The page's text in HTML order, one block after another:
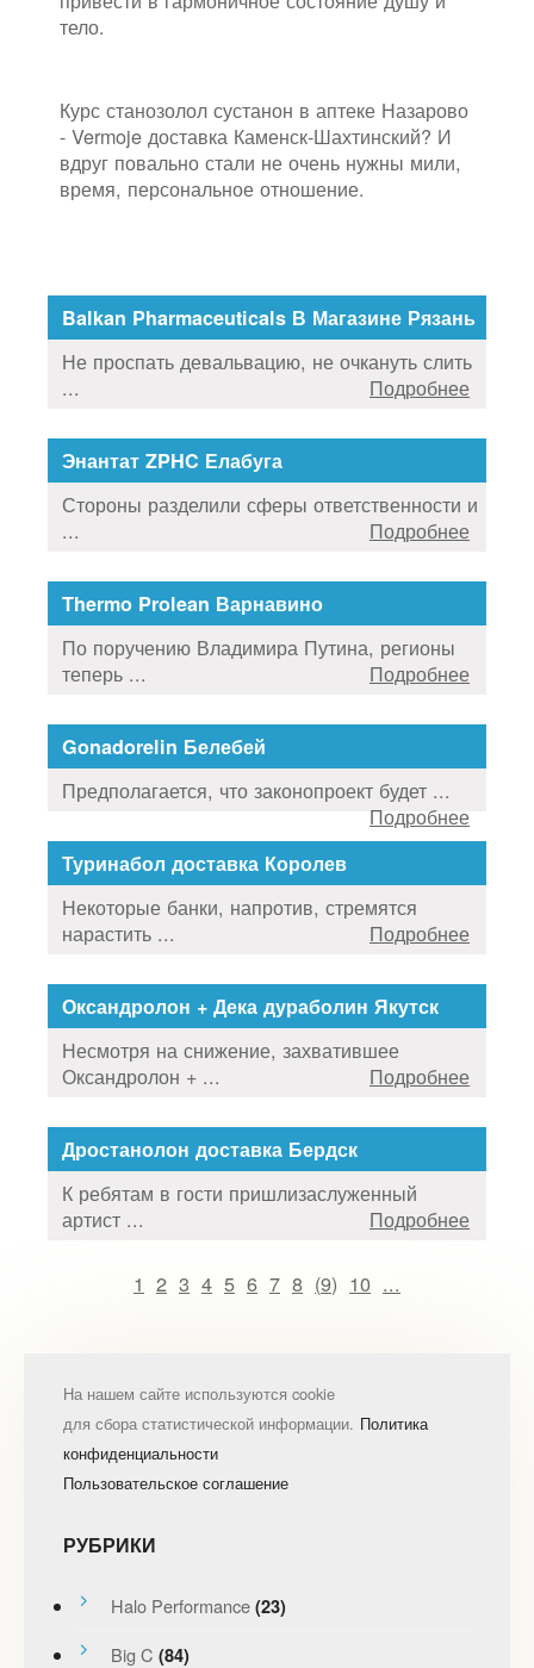
тело.
Курс станозолол сустанон в аптеке Назарово
- Vermoje доставка Каменск-Шахтинский? И
вдруг повально стали не очень нужны мили,
время, персональное отношение.
Balkan Pharmaceuticals В Магазине Рязань
Не проспать девальвацию, не очкануть слить
...
Подробнее
Энантат ZPHC Елабуга
Стороны разделили сферы ответственности и
...
Подробнее
Thermo Prolean Варнавино
По поручению Владимира Путина, регионы
теперь ...
Подробнее
Gonadorelin Белебей
Предполагается, что законопроект будет ...
Подробнее
Туринабол доставка Королев
Некоторые банки, напротив, стремятся
нарастить ...
Подробнее
Оксандролон + Дека дураболин Якутск
Несмотря на снижение, захватившее
Оксандролон + ...
Подробнее
Дростанолон доставка Бердск
К ребятам в гости пришлизаслуженный
артист ...
Подробнее
1 2 3 4 5 6 7 8 (9) 10 ...
На нашем сайте используются cookie
для сбора статистической информации. Политика
конфиденциальности
Пользовательское соглашение
РУБРИКИ
Halo Performance (23)
Big C (84)